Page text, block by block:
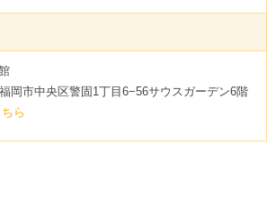
岡市中央区警固1丁目6−56サウスガーデン6階
ら